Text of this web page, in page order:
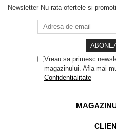
Newsletter Nu rata ofertele si
Vreau sa primesc
magazinului. Afla mai
Confidentialitate